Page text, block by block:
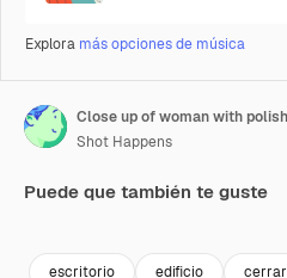
Explora más opciones de música
Shot Happens
Puede que también te guste
escritorio edificio cerrar